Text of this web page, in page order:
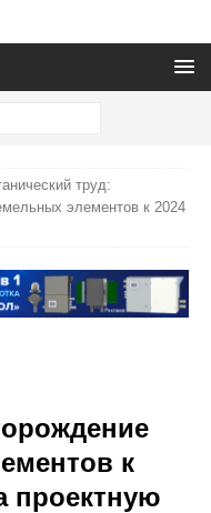
труд:
элементов к 2024
к
проектную